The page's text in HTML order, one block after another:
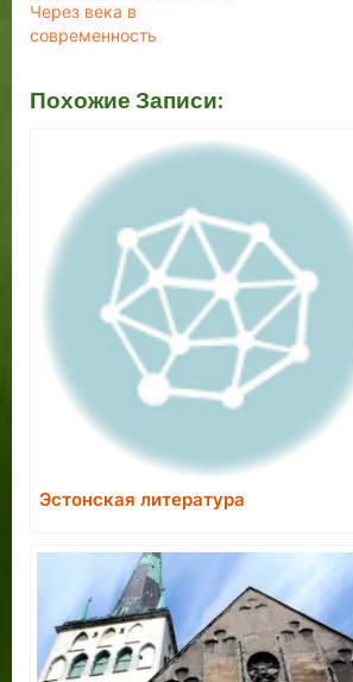
Через века в
современность
Похожие Записи:
Эстонская литература